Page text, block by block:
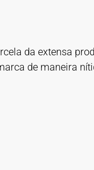
da extensa
de maneira